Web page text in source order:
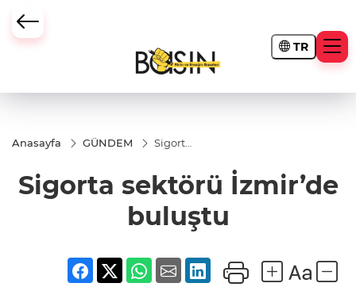
TR
Anasayfa GÜNDEM
Sigorta
buluştu
Sigorta sektörü İzmir’de
buluştu